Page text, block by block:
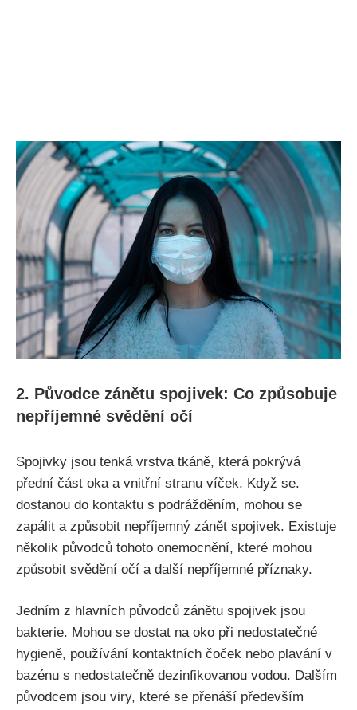
2. ‍Původce zánětu spojivek: Co ​způsobuje
nepříjemné svědění ‌očí
Spojivky jsou tenká vrstva tkáně, která⁤ pokrývá
přední ​část oka a vnitřní stranu víček. Když se.
dostanou do kontaktu s‌ podrážděním, ⁣mohou ⁣se
zapálit a způsobit nepříjemný⁣ zánět‍ spojivek. Existuje​
několik původců tohoto onemocnění, ‌které‍ mohou
způsobit svědění‍ očí‌ a další nepříjemné příznaky.
Jedním ‌z ⁤hlavních původců zánětu spojivek ⁢jsou
bakterie. Mohou se⁣ dostat na oko ‍při nedostatečné
hygieně, používání⁤ kontaktních čoček nebo plavání v ​
bazénu s​ nedostatečně‌ dezinfikovanou vodou.‍ Dalším
původcem jsou viry, které ​se přenáší především